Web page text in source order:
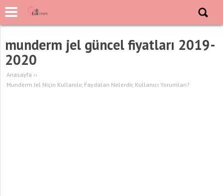
munderm jel güncel fiyatları 2019-
2020
Anasayfa ››
Munderm Jel Niçin Kullanılır, Faydaları Nelerdir, Kullanıcı Yorumları?